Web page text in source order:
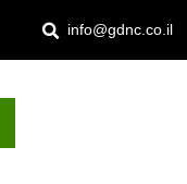
info@gdnc.co.il